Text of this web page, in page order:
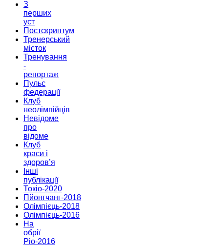
З
перших
уст
Постскриптум
Тренерський
місток
Тренування
-
репортаж
Пульс
федерації
Клуб
неолімпійців
Невідоме
про
відоме
Клуб
краси і
здоров’я
Інші
публікації
Токіо-2020
Пйонгчанг-2018
Олімпієць-2018
Олімпієць-2016
На
обрії
Ріо-2016